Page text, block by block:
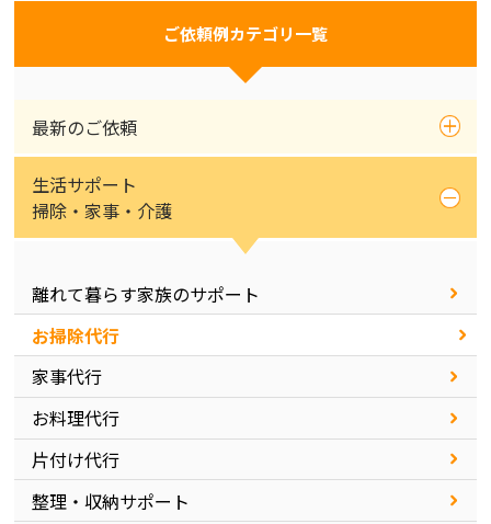
ご依頼例カテゴリ一覧
最新のご依頼
生活サポート
掃除・家事・介護
離れて暮らす家族のサポート
お掃除代行
家事代行
お料理代行
片付け代行
整理・収納サポート